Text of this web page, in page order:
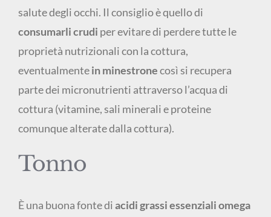
salute degli occhi. Il consiglio è quello di
consumarli crudi per evitare di perdere tutte le
proprietà nutrizionali con la cottura,
eventualmentein minestronecosì si recupera
parte dei micronutrienti attraverso l’acqua di
cottura (vitamine, sali minerali e proteine
comunque alterate dalla cottura).
Tonno
È una buona fonte diacidi grassi essenziali omega